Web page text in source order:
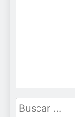
Buscar: